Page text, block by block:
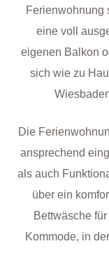
Ferienwohnung
eine voll
eigenen Balkon
sich wie zu
Die
ansprechend
als auch
über ein
Bettwäsche
Kommode, in